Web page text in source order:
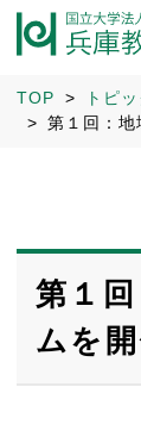
TOP
トピ
第１回：地
第１
ムを